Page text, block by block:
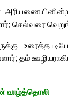
செல்வரை
தம்
வாழ்த்தொலி